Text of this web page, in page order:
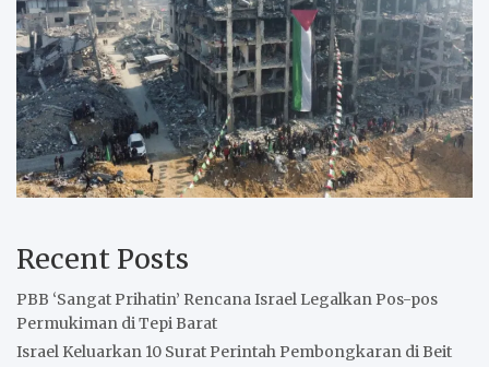
Recent Posts
PBB ‘Sangat Prihatin’ Rencana Israel Legalkan Pos-pos
Permukiman di Tepi Barat
Israel Keluarkan 10 Surat Perintah Pembongkaran di Beit